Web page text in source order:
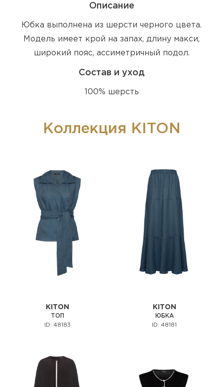
Описание
Юбка выполнена из шерсти черного цвета.
Модель имеет крой на запах, длину макси,
широкий пояс, ассиметричный подол.
Состав и уход
100% шерсть
Коллекция KITON
KITON
ТОП
ID: 48183
KITON
ЮБКА
ID: 48181